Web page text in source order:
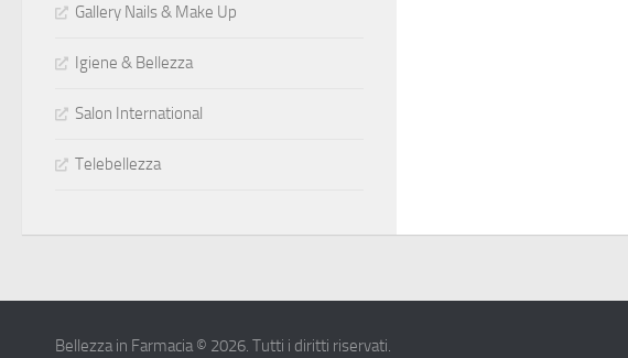
Gallery Nails & Make Up
Igiene & Bellezza
Salon International
Telebellezza
Bellezza in Farmacia © 2026. Tutti i diritti riservati.